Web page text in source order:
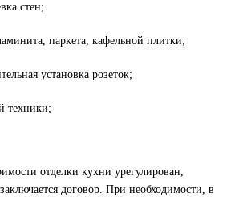
стен;
паркета, кафельной плитки;
установка розеток;
техники;
отделки кухни урегулирован,
договор. При необходимости, в